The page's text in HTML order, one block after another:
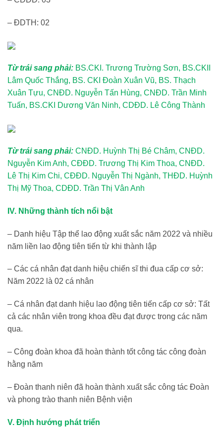
– ĐDTH: 02
Từ trái sang phải: BS.CKI. Trương Trường Sơn, BS.CKII
Lâm Quốc Thắng, BS. CKI Đoàn Xuân Vũ, BS. Thạch
Xuân Tựu, CNĐD. Nguyễn Tấn Hùng, CNĐD. Trần Minh
Tuấn, BS.CKI Dương Văn Ninh, CDĐD. Lê Công Thành
Từ trái sang phải: CNĐD. Huỳnh Thị Bé Châm, CNĐD.
Nguyễn Kim Anh, CĐĐD. Trương Thị Kim Thoa, CNĐD.
Lê Thị Kim Chi, CĐĐD. Nguyễn Thị Ngành, THĐD. Huỳnh
Thị Mỹ Thoa, CDĐD. Trần Thị Vân Anh
IV. Những thành tích nổi bật
– Danh hiệu Tập thể lao động xuất sắc năm 2022 và nhiều
năm liền lao động tiên tiến từ khi thành lập
– Các cá nhân đạt danh hiệu chiến sĩ thi đua cấp cơ sở:
Năm 2022 là 02 cá nhân
– Cá nhân đạt danh hiệu lao động tiên tiến cấp cơ sở: Tất
cả các nhân viên trong khoa đều đạt được trong các năm
qua.
– Công đoàn khoa đã hoàn thành tốt công tác công đoàn
hằng năm
– Đoàn thanh niên đã hoàn thành xuất sắc công tác Đoàn
và phong trào thanh niên Bệnh viện
V. Định hướng phát triển